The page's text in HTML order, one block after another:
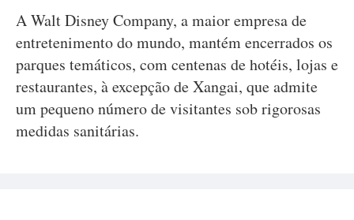
A Walt Disney Company, a maior empresa de
entretenimento do mundo, mantém encerrados os
parques temáticos, com centenas de hotéis, lojas e
restaurantes, à excepção de Xangai, que admite
um pequeno número de visitantes sob rigorosas
medidas sanitárias.